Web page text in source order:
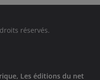
réservés.
Les éditions du net